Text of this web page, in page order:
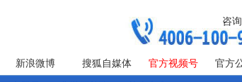
咨
新浪微博 搜狐自媒体 官方视频号 官方